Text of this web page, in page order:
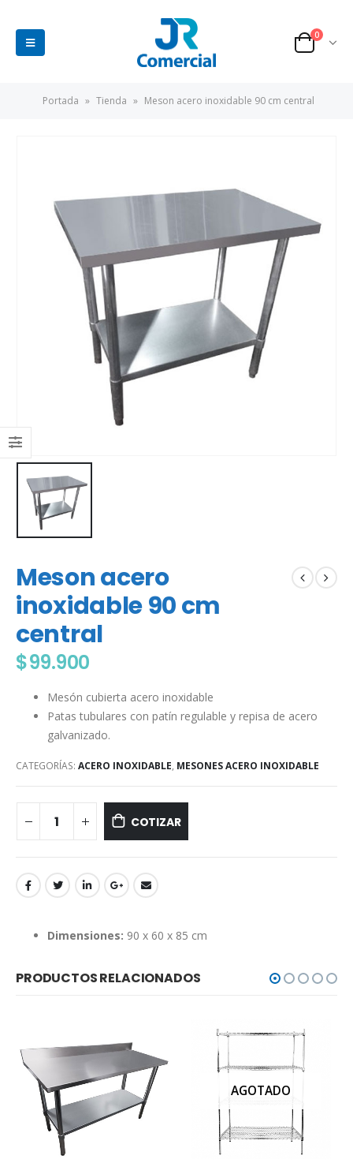
0
Portada » Tienda » Meson acero inoxidable 90 cm central
Meson acero
inoxidable 90 cm
central
$99.900
Mesón cubierta acero inoxidable
Patas tubulares con patín regulable y repisa de acero
galvanizado.
CATEGORÍAS: ACERO INOXIDABLE, MESONES ACERO INOXIDABLE
COTIZAR
Dimensiones: 90 x 60 x 85 cm
PRODUCTOS RELACIONADOS
AGOTADO